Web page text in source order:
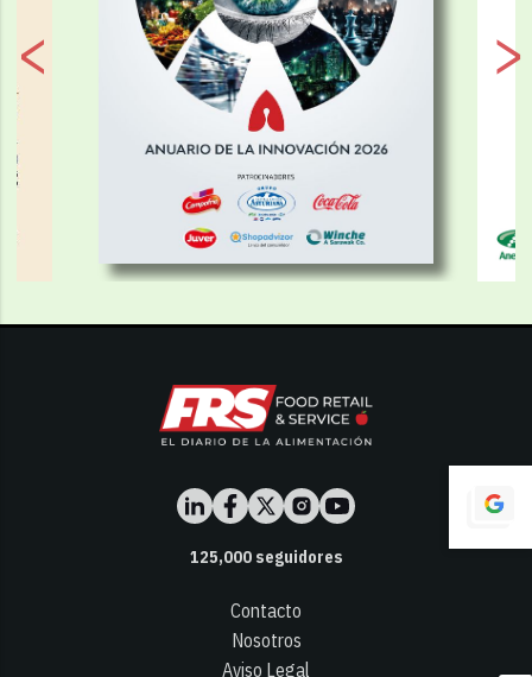
125,000seguidores
Contacto
Nosotros
Aviso Legal